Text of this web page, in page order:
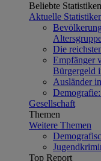
Beliebte Statistiken
Aktuelle
Die
Empfänger
Bürgergeld
Ausländer
Gesellschaft
Themen
Weitere Themen
Top Report